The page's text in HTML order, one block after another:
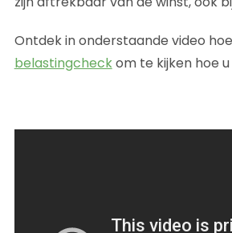
Ontdek in onderstaande video
belastingcheckom te kijken hoe